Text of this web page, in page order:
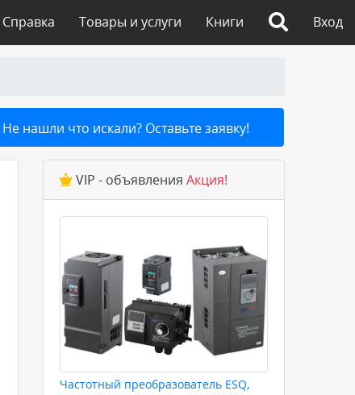
Вход
Книги
Товары и услуги
Справка
Не нашли что искали? Оставьте заявку!
VIP - объявления Акция!
Частотный преобразователь ESQ,